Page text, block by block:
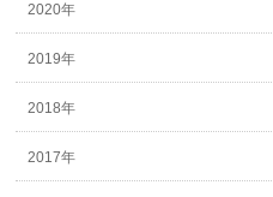
2020年
2019年
2018年
2017年